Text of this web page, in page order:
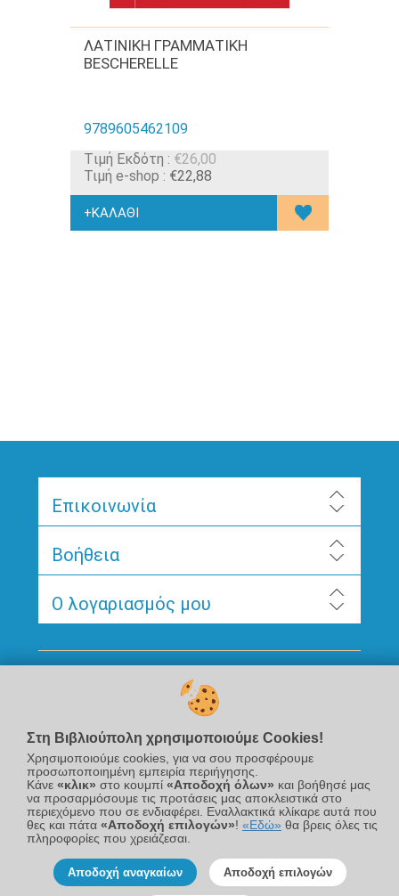
ΛΑΤΙΝΙΚΗ ΓΡΑΜΜΑΤΙΚΗ
BESCHERELLE
9789605462109
Tιμή Εκδότη : €26,00
Τιμή e-shop : €22,88
Επικοινωνία
Βοήθεια
Ο λογαριασμός μου
Ακολουθήστε μας
Newsletter
Στη Βιβλιούπολη χρησιμοποιούμε Cookies!
Χρησιμοποιούμε cookies, για να σου προσφέρουμε
προσωποποιημένη εμπειρία περιήγησης.
Κάνε «κλικ» στο κουμπί «Αποδοχή όλων» και βοήθησέ μας
να προσαρμόσουμε τις προτάσεις μας αποκλειστικά στο
περιεχόμενο που σε ενδιαφέρει. Εναλλακτικά κλίκαρε αυτά που
θες και πάτα «Αποδοχή επιλογών»! «Εδώ» θα βρεις όλες τις
πληροφορίες που χρειάζεσαι.
Αποδοχή αναγκαίων Αποδοχή επιλογών